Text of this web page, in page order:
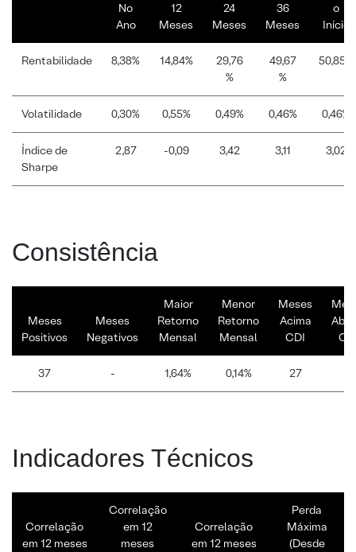
No
Ano
12
Meses
24
Meses
36
Meses
o
Início
Rentabilidade 8,38% 14,84%
29,76
%
49,67
%
50,85%
Volatilidade 0,30% 0,55% 0,49% 0,46% 0,46%
Índice de
Sharpe
2,87 -0,09 3,42 3,11 3,02
Consistência
Meses
Positivos
Meses
Negativos
Maior
Retorno
Mensal
Menor
Retorno
Mensal
Meses
Acima
CDI
37 - 1,64% 0,14% 27 10
Indicadores Técnicos
Correlação
em 12 meses
Correlação
em 12
meses
Correlação
em 12 meses
Perda
Máxima
(Desde